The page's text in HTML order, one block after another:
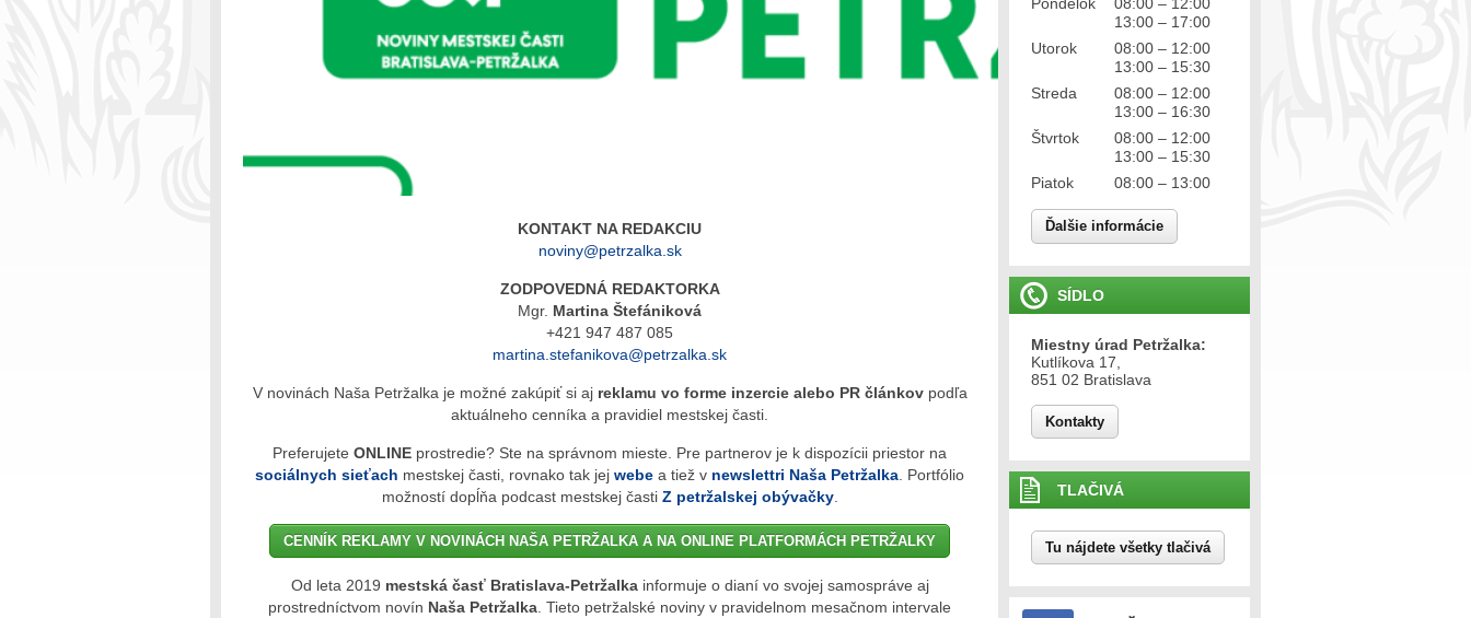
13:00 – 17:00
Utorok
08:00 – 12:00
13:00 – 15:30
Streda
08:00 – 12:00
13:00 – 16:30
Štvrtok
08:00 – 12:00
13:00 – 15:30
Piatok
08:00 – 13:00
Ďalšie informácie
SÍDLO
Miestny úrad Petržalka:
Kutlíkova 17,
851 02 Bratislava
Kontakty
TLAČIVÁ
Tu nájdete všetky tlačivá
KONTAKT NA REDAKCIU
noviny@petrzalka.sk
ZODPOVEDNÁ REDAKTORKA
Mgr. Martina Štefániková
+421 947 487 085
martina.stefanikova@petrzalka.sk
V novinách Naša Petržalka je možné zakúpiť si aj reklamu vo forme inzercie alebo PR článkovpodľa
aktuálneho cenníka a pravidiel mestskej časti.
Preferujete ONLINE prostredie? Ste na správnom mieste. Pre partnerov je k dispozícii priestor na
sociálnych sieťach mestskej časti, rovnako tak jej webe a tiež v newslettri Naša Petržalka Portfólio
možností dopĺňa podcast mestskej časti Z petržalskej obývačky.
CENNÍK REKLAMY V NOVINÁCH NAŠA PETRŽALKA A NA ONLINE PLATFORMÁCH PETRŽALKY
Od leta 2019 mestská časť Bratislava-Petržalkainformuje o dianí vo svojej samospráve aj
prostredníctvom novín Naša Petržalka . Tieto petržalské noviny v pravidelnom mesačnom intervale